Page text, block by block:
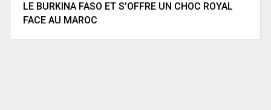
LE BURKINA FASO ET S’OFFRE UN CHOC ROYAL
FACE AU MAROC